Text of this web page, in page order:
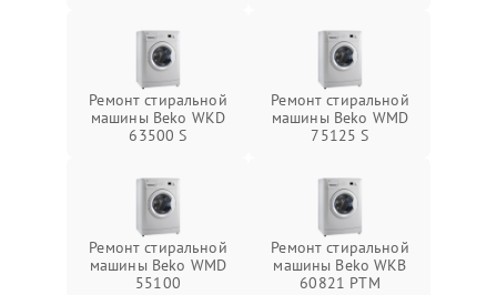
Ремонт стиральной
машины Beko WKD
63500 S
Ремонт стиральной
машины Beko WMD
75125 S
Ремонт стиральной
машины Beko WMD
55100
Ремонт стиральной
машины Beko WKB
60821 PTМ